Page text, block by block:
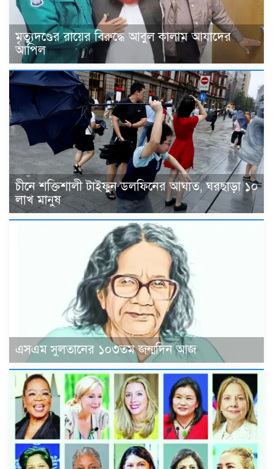
মৃত্যুদণ্ডের রায়ের বিরুদ্ধে আবুল কালাম আযাদের
আপিল
চীনে শক্তিশালী টাইফুন ডলফিনের আঘাত, ঘরছাড়া ১০
লাখ মানুষ
এসএম সুলতানের ১০৩তম জন্মদিন আজ